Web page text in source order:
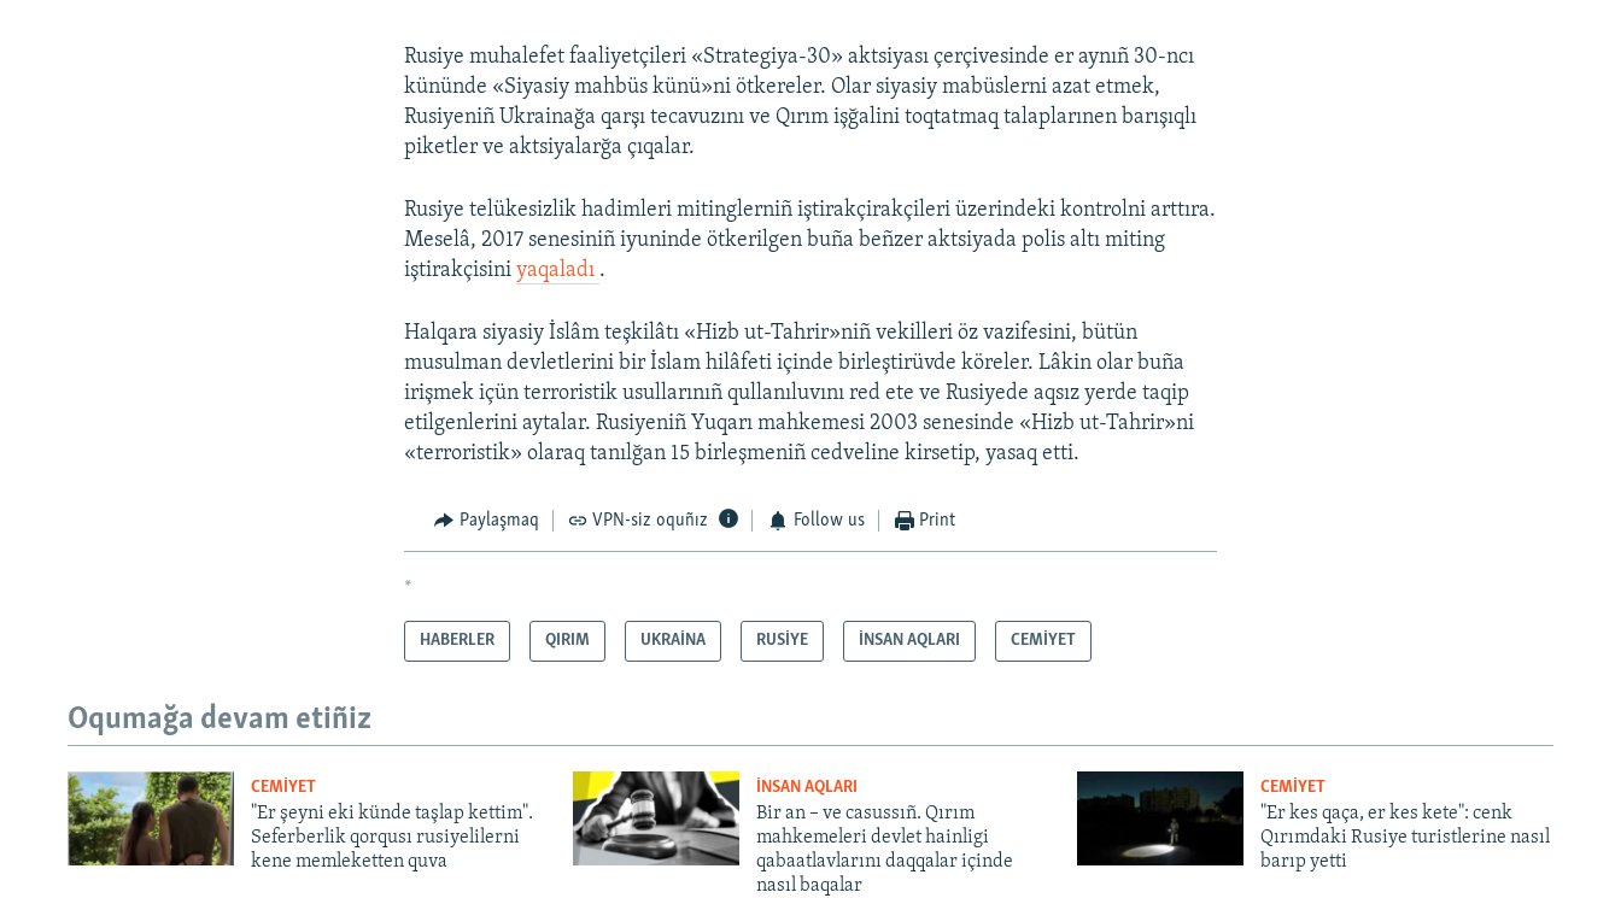
Rusiye muhalefet faaliyetçileri «Strategiya-30» aktsiyası çerçivesinde er aynıñ 30-ncı
kününde «Siyasiy mahbüs künü»ni ötkereler. Olar siyasiy mabüslerni azat etmek,
Rusiyeniñ Ukrainağa qarşı tecavuzını ve Qırım işğalini toqtatmaq talaplarınen barışıqlı
piketler ve aktsiyalarğa çıqalar.
Rusiye telükesizlik hadimleri mitinglerniñ iştirakçirakçileri üzerindeki kontrolni arttıra.
Meselâ, 2017 senesiniñ iyuninde ötkerilgen buña beñzer aktsiyada polis altı miting
iştirakçisiniyaqaladı .
Halqara siyasiy İslâm teşkilâtı «Hizb ut-Tahrir»niñ vekilleri öz vazifesini, bütün
musulman devletlerini bir İslam hilâfeti içinde birleştirüvde köreler. Lâkin olar buña
irişmek içün terroristik usullarınıñ qullanıluvını red ete ve Rusiyede aqsız yerde taqip
etilgenlerini aytalar. Rusiyeniñ Yuqarı mahkemesi 2003 senesinde «Hizb ut-Tahrir»ni
«terroristik» olaraq tanılğan 15 birleşmeniñ cedveline kirsetip, yasaq etti.
Paylaşmaq VPN-siz oquñız Follow us Print
*
HABERLER QIRIM UKRAİNA RUSİYE İNSAN AQLARI CEMİYET
Oqumağa devam etiñiz
CEMİYET
"Er şeyni eki künde taşlap kettim".
Seferberlik qorqusı rusiyelilerni
kene memleketten quva
İNSAN AQLARI
Bir an – ve casussıñ. Qırım
mahkemeleri devlet hainligi
qabaatlavlarını daqqalar içinde
nasıl baqalar
CEMİYET
"Er kes qaça, er kes kete": cenk
Qırımdaki Rusiye turistlerine nasıl
barıp yetti